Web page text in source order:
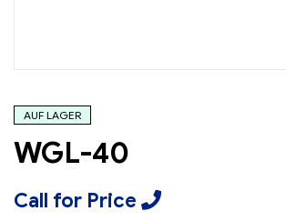
AUF LAGER
WGL-40
Call for Price